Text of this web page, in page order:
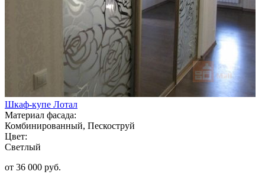
Шкаф-купе Лотал
Материал фасада:
Комбинированный, Пескоструй
Цвет:
Светлый
от 36 000 руб.